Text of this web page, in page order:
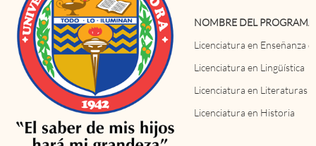
NOMBRE DEL PROGRAMA
Licenciatura en Enseñanza
Licenciatura en Lingüística
Licenciatura en Literaturas
Licenciatura en Historia